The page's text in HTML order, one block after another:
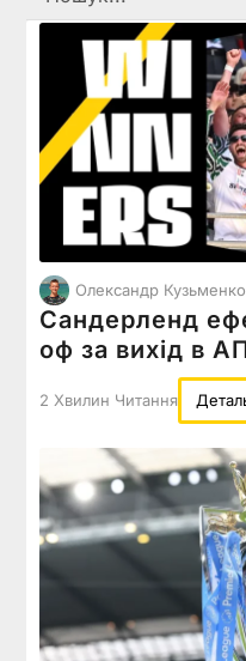
Олександр Кузьменко
Сандерленд
оф за вихід в
2 Хвилин Читання